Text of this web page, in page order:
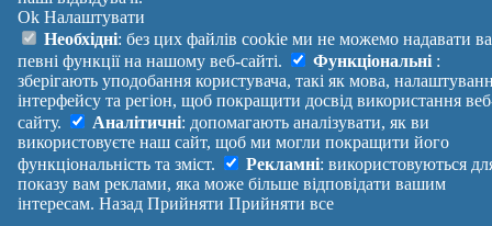
Правила
Допомога
Платні
послуги
Політика
конфіденційності
Маніфест
Про проект
Зворотній
зв'язок
Україна
Увійти|
Вихід
Ok Налаштувати
Необхідні: без цих файлів cookie ми не можемо надавати
певні функції на нашому веб-сайті.
Функціональні :
зберігають уподобання користувача, такі як мова,
інтерфейсу та регіон, щоб покращити досвід використання
сайту.
Аналітичні: допомагають аналізувати, як ви
використовуєте наш сайт, щоб ми могли покращити його
функціональність та зміст.
Рекламні: використовуються
показу вам реклами, яка може більше відповідати вашим
інтересам. Назад Прийняти Прийняти все